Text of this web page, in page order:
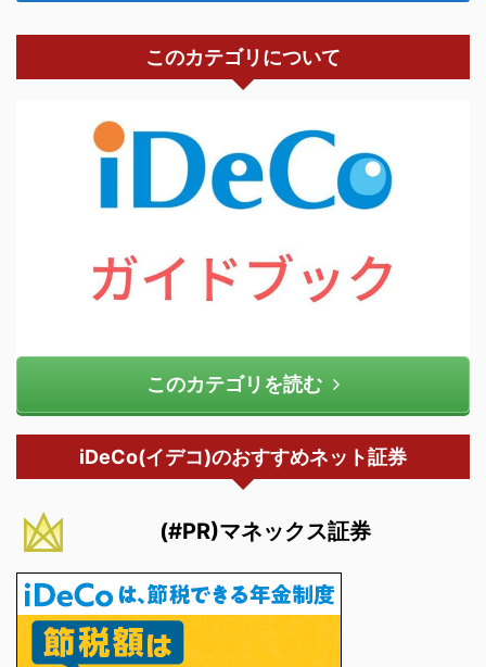
このカテゴリについて
このカテゴリを読む
iDeCo(イデコ)のおすすめネット証券
(#PR)マネックス証券